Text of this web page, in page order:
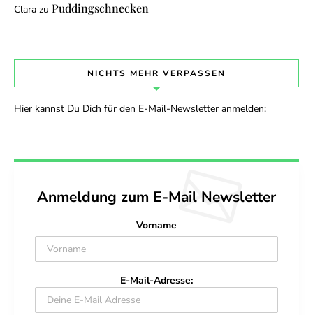
Clara zu Puddingschnecken
NICHTS MEHR VERPASSEN
Hier kannst Du Dich für den E-Mail-Newsletter anmelden:
Anmeldung zum E-Mail Newsletter
Vorname
E-Mail-Adresse: